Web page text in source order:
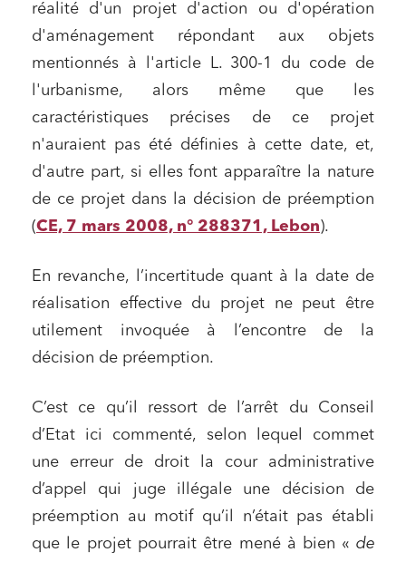
réalité d'un projet d'action ou d'opération
d'aménagement répondant aux objets
mentionnés à l'article L. 300-1 du code de
l'urbanisme, alors même que les
caractéristiques précises de ce projet
n'auraient pas été définies à cette date, et,
d'autre part, si elles font apparaître la nature
de ce projet dans la décision de préemption
(CE, 7 mars 2008, n° 288371, Lebon).
En revanche, l’incertitude quant à la date de
réalisation effective du projet ne peut être
utilement invoquée à l’encontre de la
décision de préemption.
C’est ce qu’il ressort de l’arrêt du Conseil
d’Etat ici commenté, selon lequel commet
une erreur de droit la cour administrative
d’appel qui juge illégale une décision de
préemption au motif qu’il n’était pas établi
que le projet pourrait être mené à bien « de